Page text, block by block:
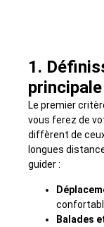
1.
principale
Le premier
vous ferez de
diffèrent de
longues
guider :
Balades